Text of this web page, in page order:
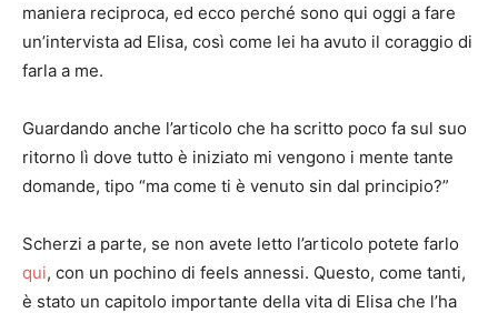
maniera reciproca, ed ecco perché sono qui oggi a fare
un’intervista ad Elisa, così come lei ha avuto il coraggio di
farla a me.
Guardando anche l’articolo che ha scritto poco fa sul suo
ritorno lì dove tutto è iniziato mi vengono i mente tante
domande, tipo “ma come ti è venuto sin dal principio?”
Scherzi a parte, se non avete letto l’articolo potete farlo
qui, con un pochino di feels annessi. Questo, come tanti,
è stato un capitolo importante della vita di Elisa che l’ha